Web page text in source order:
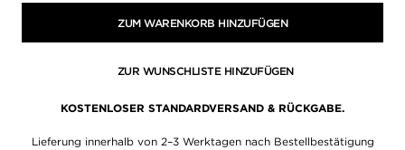
ZUM WARENKORB HINZUFÜGEN
ZUR WUNSCHLISTE HINZUFÜGEN
KOSTENLOSER STANDARDVERSAND & RÜCKGABE.
Lieferung innerhalb von 2–3 Werktagen nach Bestellbestätigung